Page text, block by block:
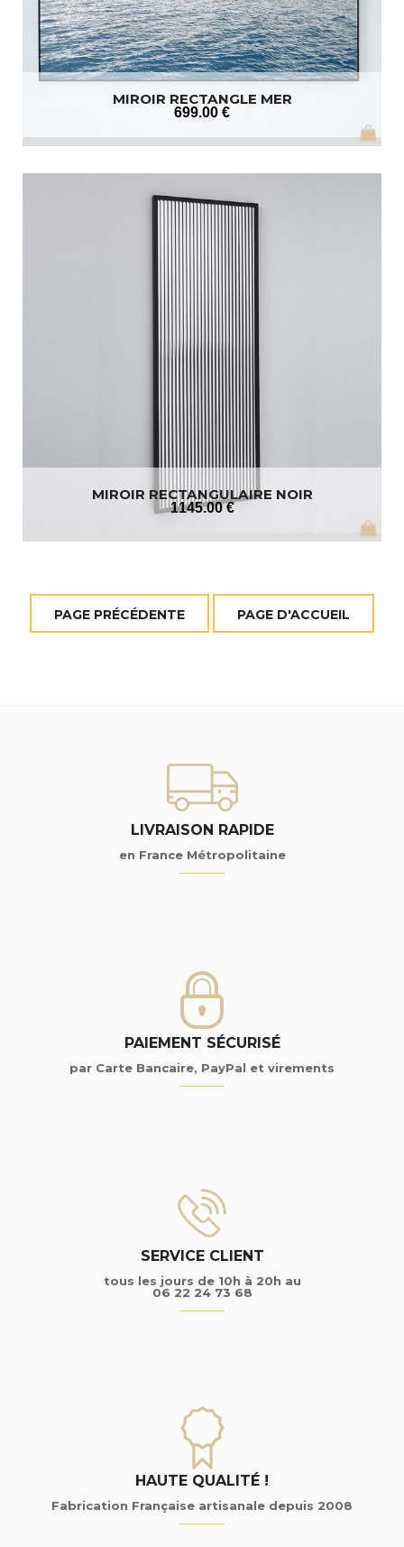
MIROIR RECTANGLE MER
699.00 €
MIROIR RECTANGULAIRE NOIR
1145.00 €
LIVRAISON RAPIDE
en France Métropolitaine
PAIEMENT SÉCURISÉ
par Carte Bancaire, PayPal et virements
SERVICE CLIENT
tous les jours de 10h à 20h au
06 22 24 73 68
HAUTE QUALITÉ !
Fabrication Française artisanale depuis 2008